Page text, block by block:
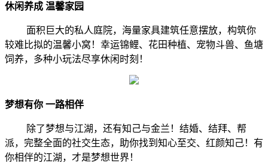
休闲养成 温馨家园
面积巨大的私人庭院，海量家具建筑任意摆放，构筑你
较难比拟的温馨小窝！幸运锦鲤、花田种植、宠物斗兽、鱼塘
饲养，多种小玩法尽享休闲时刻！
梦想有你 一路相伴
除了梦想与江湖，还有知己与金兰！结婚、结拜、帮
派，完整全面的社交生态，助你找到知心至交、红颜知己！有
你相伴的江湖，才是梦想世界！